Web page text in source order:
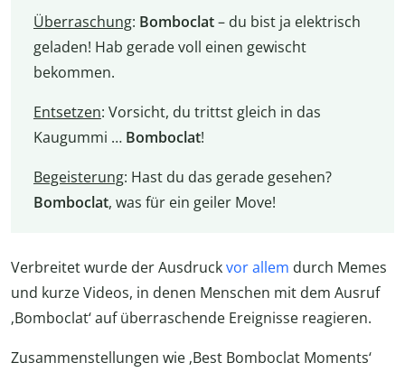
Überraschung: Bomboclat– du bist ja elektrisch
geladen! Hab gerade voll einen gewischt
bekommen.
Entsetzen: Vorsicht, du trittst gleich in das
Kaugummi … Bomboclat!
Begeisterung: Hast du das gerade gesehen?
Bomboclat, was für ein geiler Move!
Verbreitet wurde der Ausdruckvor allem durch Memes
und kurze Videos, in denen Menschen mit dem Ausruf
‚Bomboclat‘ auf überraschende Ereignisse reagieren.
Zusammenstellungen wie ‚Best Bomboclat Moments‘